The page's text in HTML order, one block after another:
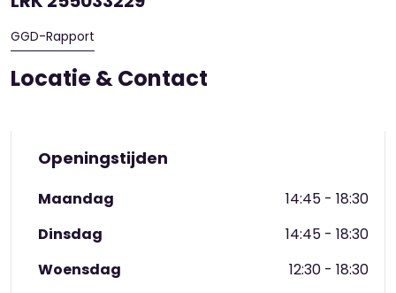
GGD-Rapport
Locatie & Contact
Openingstijden
Maandag
14:45 - 18:30
Dinsdag
14:45 - 18:30
Woensdag
12:30 - 18:30